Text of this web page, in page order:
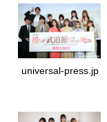
universal-press.jp